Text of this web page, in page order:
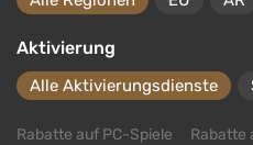
Aktivierung
Alle Aktivierungsdienste
Rabatte auf PC-Spiele Rabatte